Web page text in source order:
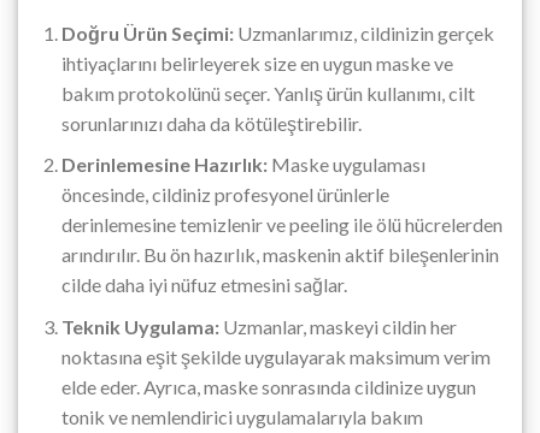
Doğru Ürün Seçimi:Uzmanlarımız, cildinizin gerçek
ihtiyaçlarını belirleyerek size en uygun maske ve
bakım protokolünü seçer. Yanlış ürün kullanımı, cilt
sorunlarınızı daha da kötüleştirebilir.
Derinlemesine Hazırlık:Maske uygulaması
öncesinde, cildiniz profesyonel ürünlerle
derinlemesine temizlenir ve peeling ile ölü hücrelerden
arındırılır. Bu ön hazırlık, maskenin aktif bileşenlerinin
cilde daha iyi nüfuz etmesini sağlar.
Teknik Uygulama:Uzmanlar, maskeyi cildin her
noktasına eşit şekilde uygulayarak maksimum verim
elde eder. Ayrıca, maske sonrasında cildinize uygun
tonik ve nemlendirici uygulamalarıyla bakım